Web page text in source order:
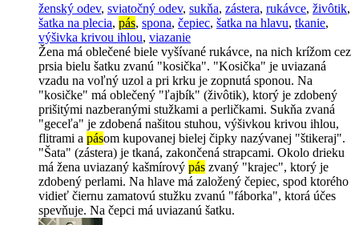
ženský odev, sviatočný odev, sukňa, zástera, rukávce, živôtik,
šatka na plecia, pás, spona, čepiec, šatka na hlavu, tkanie,
výšivka krivou ihlou, viazanie
Žena má oblečené biele vyšívané rukávce, na nich krížom cez
prsia bielu šatku zvanú "kosička". "Kosička" je uviazaná
vzadu na voľný uzol a pri krku je zopnutá sponou. Na
"kosičke" má oblečený "ľajbík" (živôtik), ktorý je zdobený
prišitými nazberanými stužkami a perličkami. Sukňa zvaná
"geceľa" je zdobená našitou stuhou, výšivkou krivou ihlou,
flitrami a pásom kupovanej bielej čipky nazývanej "štikeraj".
"Šata" (zástera) je tkaná, zakončená strapcami. Okolo drieku
má žena uviazaný kašmírový pás zvaný "krajec", ktorý je
zdobený perlami. Na hlave má založený čepiec, spod ktorého
vidieť čiernu zamatovú stužku zvanú "fáborka", ktorá účes
spevňuje. Na čepci má uviazanú šatku.